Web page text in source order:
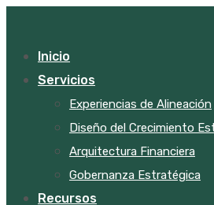
Inicio
Servicios
Experiencias de Alineación
Diseño del Crecimiento
Arquitectura Financiera
Gobernanza Estratégica
Recursos